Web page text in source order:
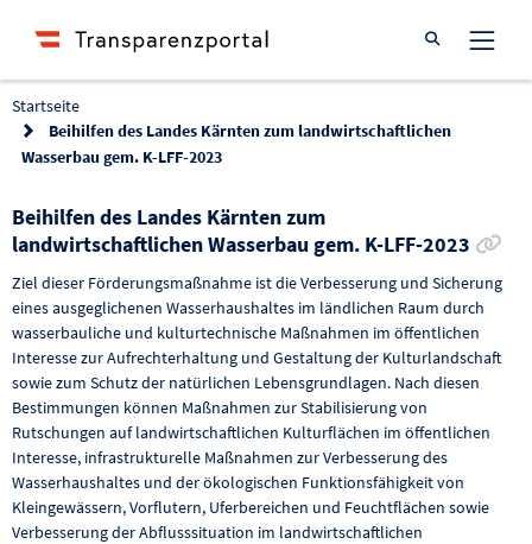
Suche öffnen
Startseite
Beihilfen des Landes Kärnten zum landwirtschaftlichen
Wasserbau gem. K-LFF-2023
Beihilfen des Landes Kärnten zum
landwirtschaftlichen Wasserbau gem. K-LFF-2023
Ziel dieser Förderungsmaßnahme ist die Verbesserung und Sicherung
eines ausgeglichenen Wasserhaushaltes im ländlichen Raum durch
wasserbauliche und kulturtechnische Maßnahmen im öffentlichen
Interesse zur Aufrechterhaltung und Gestaltung der Kulturlandschaft
sowie zum Schutz der natürlichen Lebensgrundlagen. Nach diesen
Bestimmungen können Maßnahmen zur Stabilisierung von
Rutschungen auf landwirtschaftlichen Kulturflächen im öffentlichen
Interesse, infrastrukturelle Maßnahmen zur Verbesserung des
Wasserhaushaltes und der ökologischen Funktionsfähigkeit von
Kleingewässern, Vorflutern, Uferbereichen und Feuchtflächen sowie
Verbesserung der Abflusssituation im landwirtschaftlichen